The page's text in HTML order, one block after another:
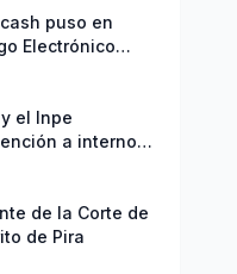
puso en
Electrónico
el Inpe
a internos
de la Corte de
de Pira